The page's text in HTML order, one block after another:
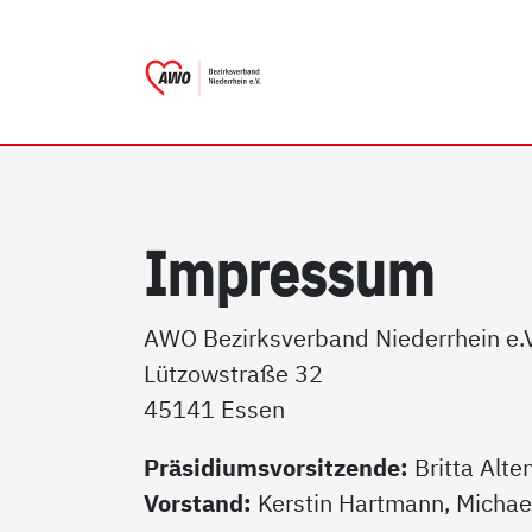
Im­pres­sum
AWO Bezirksverband Niederrhein
Lützowstraße 32
45141 Essen
Präsidiumsvorsitzende: Britta
Vorstand: Kerstin Hartmann,